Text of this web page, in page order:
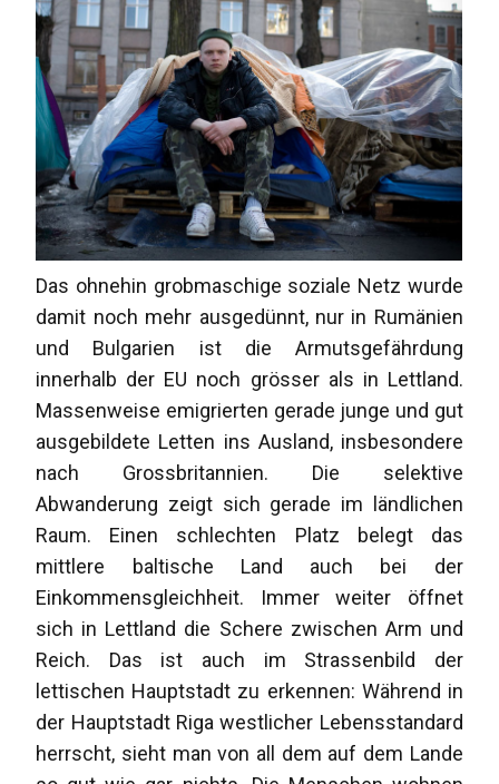
Das ohnehin grobmaschige soziale Netz wurde
damit noch mehr ausgedünnt, nur in Rumänien
und Bulgarien ist die Armutsgefährdung
innerhalb der EU noch grösser als in Lettland.
Massenweise emigrierten gerade junge und gut
ausgebildete Letten ins Ausland, insbesondere
nach Grossbritannien. Die selektive
Abwanderung zeigt sich gerade im ländlichen
Raum. Einen schlechten Platz belegt das
mittlere baltische Land auch bei der
Einkommensgleichheit. Immer weiter öffnet
sich in Lettland die Schere zwischen Arm und
Reich. Das ist auch im Strassenbild der
lettischen Hauptstadt zu erkennen: Während in
der Hauptstadt Riga westlicher Lebensstandard
herrscht, sieht man von all dem auf dem Lande